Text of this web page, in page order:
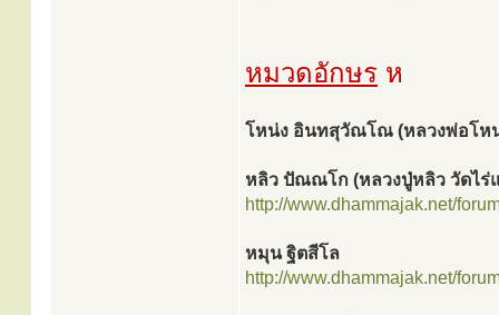
หมวดอักษร ห
โหน่ง อินทสุวัณโณ (หลวงพ่อโห
หลิว ปัณณโก (หลวงปู่หลิว วัดไร่
http://www.dhammajak.net/
หมุน ฐิตสีโล
http://www.dhammajak.net/